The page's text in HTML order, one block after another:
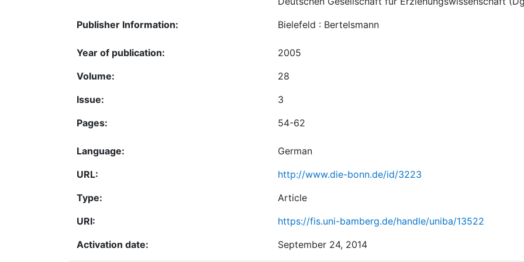
Publisher Information:
Bielefeld : Bertelsmann
Year of publication:
2005
Volume:
28
Issue:
3
Pages:
54-62
Language:
German
URL:
http://www.die-bonn.de/id/3223
Type:
Article
URI:
https://fis.uni-bamberg.de/handle/uniba/13522
Activation date:
September 24, 2014